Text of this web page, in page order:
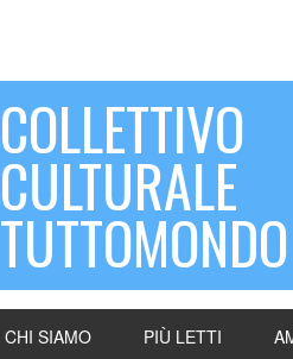
COLLETTIVO
CULTURALE
TUTTOMONDO
CHI SIAMO PIÙ LETTI